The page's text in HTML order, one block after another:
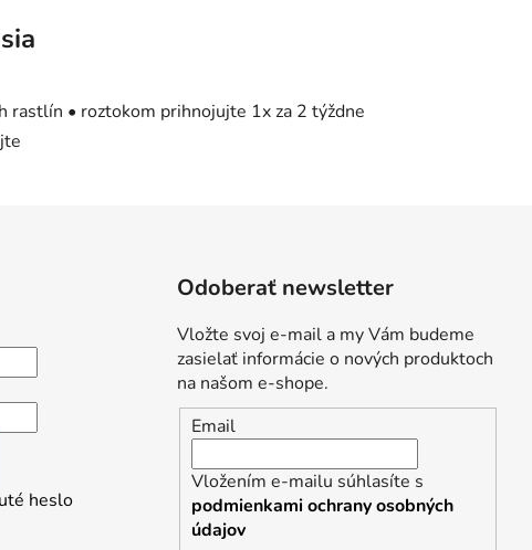
rastlín • roztokom prihnojujte 1x za 2 týždne
heslo
Odoberať newsletter
Vložte svoj e-mail a my Vám budeme
zasielať informácie o nových produktoch
na našom e-shope.
Email
Vložením e-mailu súhlasíte s
podmienkami ochrany osobných
údajov